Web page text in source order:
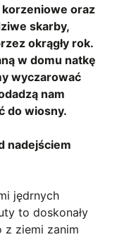
korzeniowe oraz
skarby,
okrągły rok.
w domu natkę
wyczarować
nam
do wiosny.
nadejściem
jędrnych
to doskonały
z ziemi zanim